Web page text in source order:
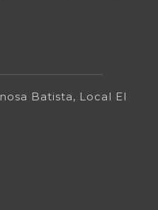
Batista, Local El